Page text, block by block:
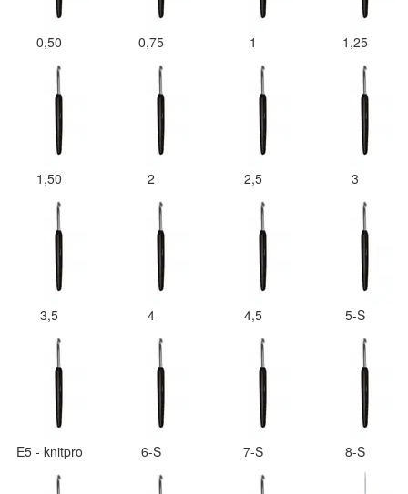
0,50 0,75 1 1,25
1,50 2 2,5 3
3,5 4 4,5 5-S
E5 - knitpro 6-S 7-S 8-S